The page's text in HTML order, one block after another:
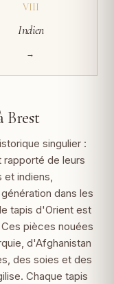
VIII
Indien
→
Brest
singulier :
rapporté de leurs
indiens,
dans les
tapis d'Orient est
pièces nouées
d'Afghanistan
des soies et des
Chaque tapis